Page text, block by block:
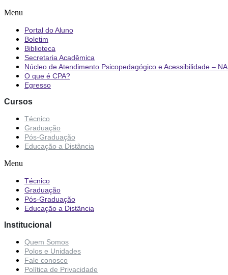
Menu
Portal do Aluno
Boletim
Biblioteca
Secretaria Acadêmica
Núcleo de Atendimento Psicopedagógico e Acessibilidade –
O que é CPA?
Egresso
Cursos
Técnico
Graduação
Pós-Graduação
Educação a Distância
Menu
Técnico
Graduação
Pós-Graduação
Educação a Distância
Institucional
Quem Somos
Polos e Unidades
Fale conosco
Política de Privacidade